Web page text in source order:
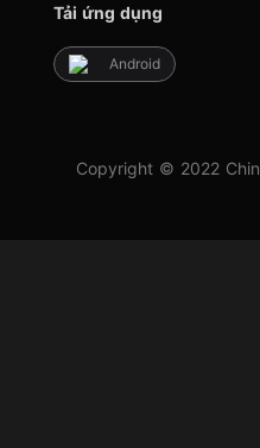
Tải ứng dụng
Android
Copyright © 2022